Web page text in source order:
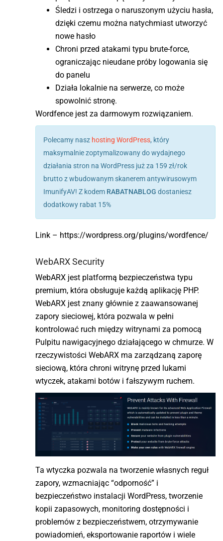
Śledzi i ostrzega o naruszonym użyciu hasła,
dzięki czemu można natychmiast utworzyć
nowe hasło
Chroni przed atakami typu brute-force,
ograniczając nieudane próby logowania się
do panelu
Działa lokalnie na serwerze, co może
spowolnić stronę.
Wordfence jest za darmowym rozwiązaniem.
Polecamy nasz hosting WordPress, który
maksymalnie zoptymalizowany do wydajnego
działania stron na WordPress już za 159 zł/rok
brutto z wbudowanym skanerem antywirusowym
ImunifyAV! Z kodem RABATNABLOG dostaniesz
dodatkowy rabat 15%
Link – https://wordpress.org/plugins/wordfence/
WebARX Security
WebARX jest platformą bezpieczeństwa typu
premium, która obsługuje każdą aplikację PHP.
WebARX jest znany głównie z zaawansowanej
zapory sieciowej, która pozwala w pełni
kontrolować ruch między witrynami za pomocą
Pulpitu nawigacyjnego działającego w chmurze. W
rzeczywistości WebARX ma zarządzaną zaporę
sieciową, która chroni witrynę przed lukami
wtyczek, atakami botów i fałszywym ruchem.
Ta wtyczka pozwala na tworzenie własnych reguł
zapory, wzmacniając “odporność” i
bezpieczeństwo instalacji WordPress, tworzenie
kopii zapasowych, monitoring dostępności i
problemów z bezpieczeństwem, otrzymywanie
powiadomień, eksportowanie raportów i wiele